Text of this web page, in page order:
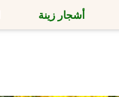
أشجار زينة